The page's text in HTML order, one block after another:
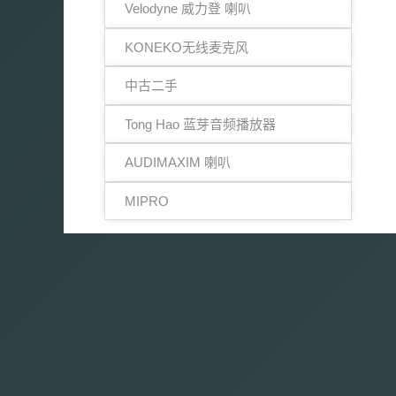
Velodyne 威力登 喇叭
KONEKO无线麦克风
中古二手
Tong Hao 蓝芽音频播放器
AUDIMAXIM 喇叭
MIPRO